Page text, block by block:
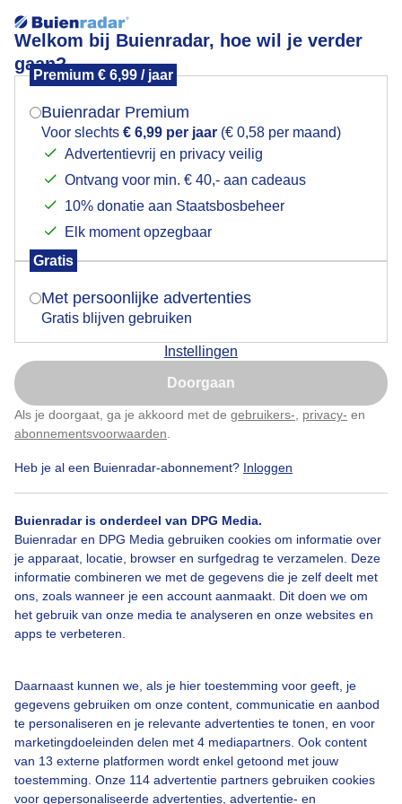
Welkom bij Buienradar, hoe wil je verder
gaan?
Premium € 6,99 / jaar
Buienradar Premium
Voor slechts € 6,99 per jaar (€ 0,58 per maand)
Advertentievrij en privacy veilig
Ontvang voor min. € 40,- aan cadeaus
10% donatie aan Staatsbosbeheer
Elk moment opzegbaar
Gratis
Met persoonlijke advertenties
Gratis blijven gebruiken
Instellingen
Doorgaan
Als je doorgaat, ga je akkoord met de gebruikers- privacy- en
abonnementsvoorwaarden
Heb je al een Buienradar-abonnement? Inloggen
Buienradar is onderdeel van DPG Media.
Buienradar en DPG Media gebruiken cookies om informatie over
je apparaat, locatie, browser en surfgedrag te verzamelen. Deze
informatie combineren we met de gegevens die je zelf deelt met
ons, zoals wanneer je een account aanmaakt. Dit doen we om
het gebruik van onze media te analyseren en onze websites en
apps te verbeteren.
Daarnaast kunnen we, als je hier toestemming voor geeft, je
gegevens gebruiken om onze content, communicatie en aanbod
te personaliseren en je relevante advertenties te tonen, en voor
marketingdoeleinden delen met 4 mediapartners. Ook content
van 13 externe platformen wordt enkel getoond met jouw
toestemming. Onze 114 advertentie partners gebruiken cookies
voor gepersonaliseerde advertenties, advertentie- en
pluisje
Een moment geduld aub...
Populaire categorieën
Lente
Zomer
Over Buienradar
Bedrijfsgegevens
Veelgestelde vragen
Contact
Toegankelijkheid
Buienradar Team
Privacy beleid
Cookie beleid
Privacy instellingen
Mogen we je locatie gebruiken voor het
Indien je hier nog geen akkoord op hebt gegeven,
verschijnt er zo een pop-up uit je browser waarin
Is goed, toon de popup
Nu niet, misschien later
Klik hierom dit aan te passen